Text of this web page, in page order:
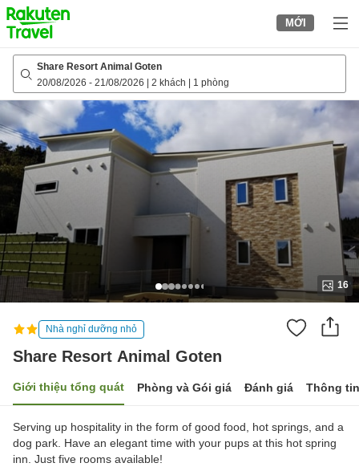
to
top
page
MỚI
Share Resort Animal Goten
20/08/2026 - 21/08/2026 2 khách 1 phòng
16
Nhà nghỉ dưỡng nhỏ
Share Resort Animal Goten
Giới thiệu tổng quát Phòng và Gói giá Đánh giá Thông
Serving up hospitality in the form of good food, hot springs, and a
dog park. Have an elegant time with your pups at this hot spring
inn. Just five rooms available!